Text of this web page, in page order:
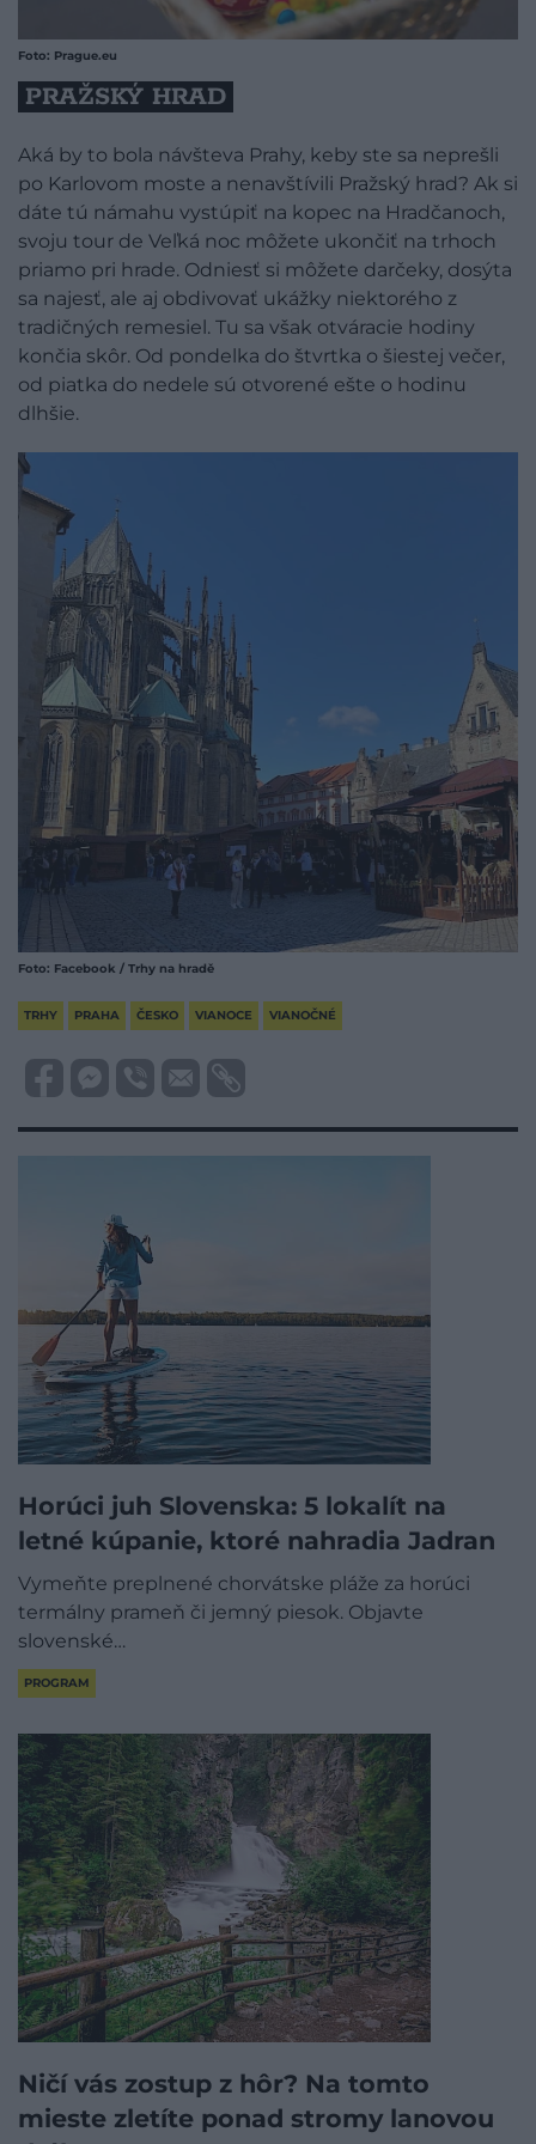
Foto: Prague.eu
PRAŽSKÝ HRAD
Aká by to bola návšteva Prahy, keby ste sa neprešli
po Karlovom moste a nenavštívili Pražský hrad? Ak si
dáte tú námahu vystúpiť na kopec na Hradčanoch,
svoju tour de Veľká noc môžete ukončiť na trhoch
priamo pri hrade. Odniesť si môžete darčeky, dosýta
sa najesť, ale aj obdivovať ukážky niektorého z
tradičných remesiel. Tu sa však otváracie hodiny
končia skôr. Od pondelka do štvrtka o šiestej večer,
od piatka do nedele sú otvorené ešte o hodinu
dlhšie.
Foto: Facebook / Trhy na hradě
TRHY PRAHA ČESKO VIANOCE VIANOČNÉ
Horúci juh Slovenska: 5 lokalít na
letné kúpanie, ktoré nahradia Jadran
Vymeňte preplnené chorvátske pláže za horúci
termálny prameň či jemný piesok. Objavte
slovenské…
PROGRAM
Ničí vás zostup z hôr? Na tomto
mieste zletíte ponad stromy lanovou